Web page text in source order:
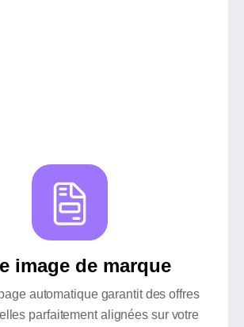
image de marque
automatique garantit des offres
parfaitement alignées sur votre